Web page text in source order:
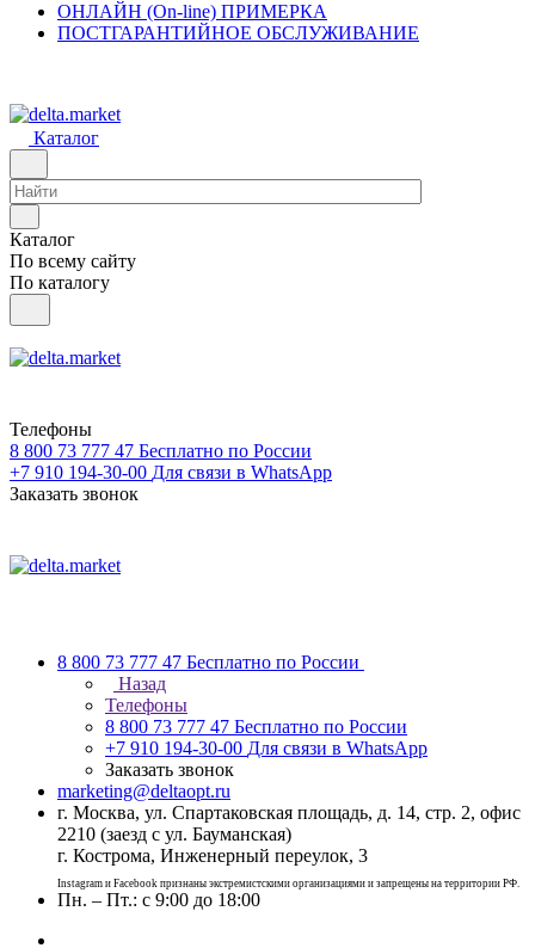
ОНЛАЙН (On-line) ПРИМЕРКА
ПОСТГАРАНТИЙНОЕ ОБСЛУЖИВАНИЕ
Каталог
Каталог
По всему сайту
По каталогу
Телефоны
8 800 73 777 47 Бесплатно по России
+7 910 194-30-00 Для связи в WhatsApp
Заказать звонок
8 800 73 777 47 Бесплатно по России
Назад
Телефоны
8 800 73 777 47 Бесплатно по России
+7 910 194-30-00 Для связи в WhatsApp
Заказать звонок
marketing@deltaopt.ru
г. Москва, ул. Спартаковская площадь, д. 14, стр. 2, офис
2210 (заезд с ул. Бауманская)
г. Кострома, Инженерный переулок, 3
Instagram и Facebook признаны экстремистскими организациями и запрещены на территории РФ.
Пн. – Пт.: с 9:00 до 18:00